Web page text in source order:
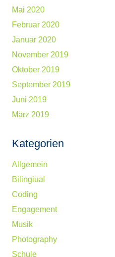
Mai 2020
Februar 2020
Januar 2020
November 2019
Oktober 2019
September 2019
Juni 2019
März 2019
Kategorien
Allgemein
Bilingiual
Coding
Engagement
Musik
Photography
Schule